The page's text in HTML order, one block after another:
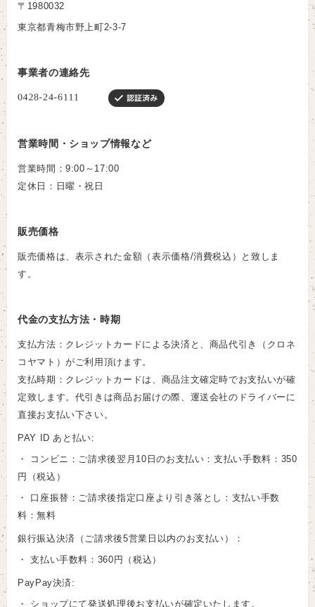
〒1980032
東京都青梅市野上町2-3-7
事業者の連絡先
営業時間・ショップ情報など
営業時間：9:00～17:00
定休日：日曜・祝日
販売価格
販売価格は、表示された金額（表示価格/消費税込）と致しま
す。
代金の支払方法・時期
支払方法：クレジットカードによる決済と、商品代引き（クロネ
コヤマト）がご利用頂けます。
支払時期：クレジットカードは、商品注文確定時でお支払いが確
定致します。代引きは商品お届けの際、運送会社のドライバーに
直接お支払い下さい。
PAY ID あと払い:
・ コンビニ：ご請求後翌月10日のお支払い：支払い手数料：350
円（税込）
・ 口座振替：ご請求後指定口座より引き落とし：支払い手数
料：無料
銀行振込決済（ご請求後5営業日以内のお支払い）：
・ 支払い手数料：360円（税込）
PayPay決済:
・ ショップにて発送処理後お支払いが確定いたします。